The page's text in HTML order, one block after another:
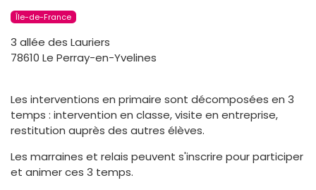
Île-de-France
3 allée des Lauriers
78610 Le Perray-en-Yvelines
Les interventions en primaire sont décomposées en 3
temps : intervention en classe, visite en entreprise,
restitution auprès des autres élèves.
Les marraines et relais peuvent s'inscrire pour participer
et animer ces 3 temps.